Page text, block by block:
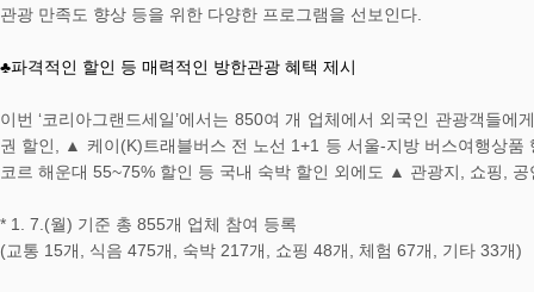
관광 만족도 향상 등을 위한 다양한 프로그램을 선보인다.
♣파격적인 할인 등 매력적인 방한관광 혜택 제시
이번 ‘코리아그랜드세일’에서는 850여 개 업체에서 외국인 관광객들
권 할인, ▲ 케이(K)트래블버스 전 노선 1+1 등 서울-지방 버스여행상
코르 해운대 55~75% 할인 등 국내 숙박 할인 외에도 ▲ 관광지, 쇼핑,
* 1. 7.(월) 기준 총 855개 업체 참여 등록
(교통 15개, 식음 475개, 숙박 217개, 쇼핑 48개, 체험 67개, 기타 33개)